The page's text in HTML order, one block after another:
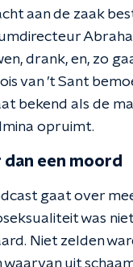
aan de zaak
drank, en, zo
van ’t Sant
bekend als de
opruimt.
dan een moord
gaat over
was
Niet zelden
waarvan uit